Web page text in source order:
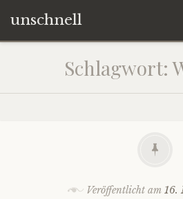
unschnell
springen
Schlagwort:
Veröffentlicht am16.